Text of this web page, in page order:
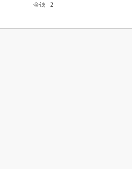
金钱
2